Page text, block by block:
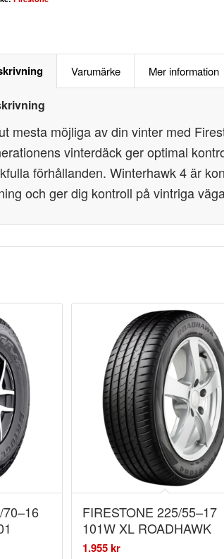
Varumärke Mer information
mesta möjliga av din vinter med
vinterdäck ger optimal
förhållanden. Winterhawk 4 är
och ger dig kontroll på vintriga
70–16
FIRESTONE 225/55–17
101W XL ROADHAWK
1.955kr